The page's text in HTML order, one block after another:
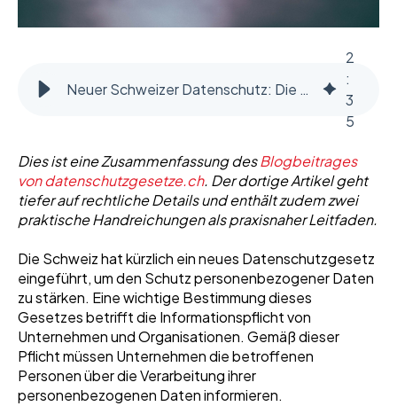
Neuer Schweizer Datenschutz: Die Notwendigkeit zur Führung eines Bearbeitungsverzeichnisses
2
:
3
5
Dies ist eine Zusammenfassung desBlogbeitrages
von datenschutzgesetze.ch. Der dortige Artikel geht
tiefer auf rechtliche Details und enthält zudem zwei
praktische Handreichungen als praxisnaher Leitfaden.
Die Schweiz hat kürzlich ein neues Datenschutzgesetz
eingeführt, um den Schutz personenbezogener Daten
zu stärken. Eine wichtige Bestimmung dieses
Gesetzes betrifft die Informationspflicht von
Unternehmen und Organisationen. Gemäß dieser
Pflicht müssen Unternehmen die betroffenen
Personen über die Verarbeitung ihrer
personenbezogenen Daten informieren.